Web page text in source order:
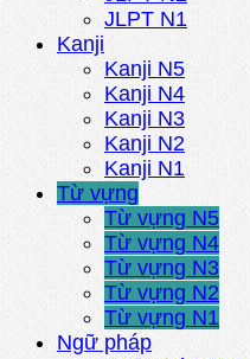
JLPT N1
Kanji
Kanji N5
Kanji N4
Kanji N3
Kanji N2
Kanji N1
Từ vựng
Từ vựng N5
Từ vựng N4
Từ vựng N3
Từ vựng N2
Từ vựng N1
Ngữ pháp